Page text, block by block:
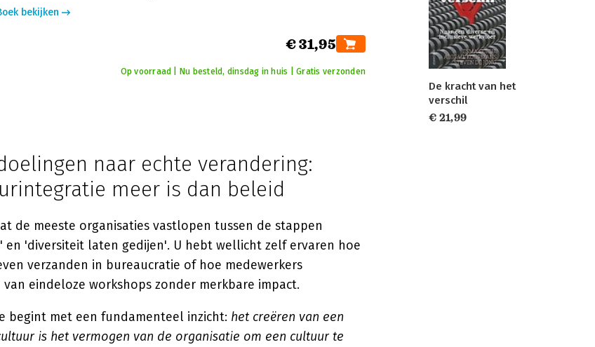
bekijken
€ 31,95
Op voorraad | Nu besteld, dinsdag in huis | Gratis verzonden
naar echte verandering:
meer is dan beleid
de meeste organisaties vastlopen tussen de stappen
en 'diversiteit laten gedijen'. U hebt wellicht zelf ervaren hoe
verzanden in bureaucratie of hoe medewerkers
eindeloze workshops zonder merkbare impact.
begint met een fundamenteel inzicht: het creëren van een
is het vermogen van de organisatie om een cultuur te
De kracht van het
verschil
€ 21,99